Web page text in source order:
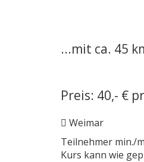
...mit ca. 45
Preis: 40,- €
Weimar
Teilnehmer min./
Kurs kann wie